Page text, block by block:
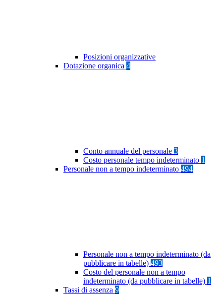
Posizioni organizzative
Dotazione organica 4
Conto annuale del personale 3
Costo personale tempo indeterminato 1
Personale non a tempo indeterminato 494
Personale non a tempo indeterminato (da
pubblicare in tabelle) 493
Costo del personale non a tempo
indeterminato (da pubblicare in tabelle) 1
Tassi di assenza 9